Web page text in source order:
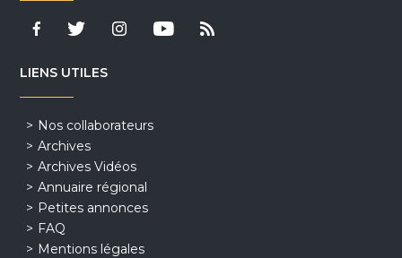
LIENS UTILES
Nos collaborateurs
Archives
Archives Vidéos
Annuaire régional
Petites annonces
FAQ
Mentions légales